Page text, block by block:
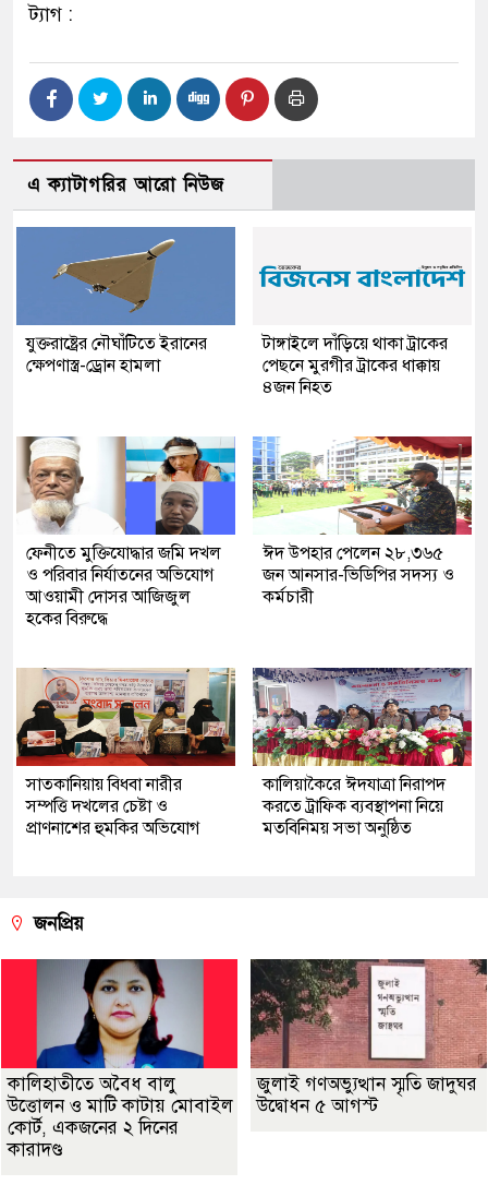
ট্যাগ :
এ ক্যাটাগরির আরো নিউজ
যুক্তরাষ্ট্রের নৌঘাঁটিতে ইরানের
ক্ষেপণাস্ত্র-ড্রোন হামলা
টাঙ্গাইলে দাঁড়িয়ে থাকা ট্রাকের
পেছনে মুরগীর ট্রাকের ধাক্কায়
৪জন নিহত
ফেনীতে মুক্তিযোদ্ধার জমি দখল
ও পরিবার নির্যাতনের অভিযোগ
আওয়ামী দোসর আজিজুল
হকের বিরুদ্ধে
ঈদ উপহার পেলেন ২৮,৩৬৫
জন আনসার-ভিডিপির সদস্য ও
কর্মচারী
সাতকানিয়ায় বিধবা নারীর
সম্পত্তি দখলের চেষ্টা ও
প্রাণনাশের হুমকির অভিযোগ
কালিয়াকৈরে ঈদযাত্রা নিরাপদ
করতে ট্রাফিক ব্যবস্থাপনা নিয়ে
মতবিনিময় সভা অনুষ্ঠিত
জনপ্রিয়
কালিহাতীতে অবৈধ বালু
উত্তোলন ও মাটি কাটায় মোবাইল
কোর্ট, একজনের ২ দিনের
কারাদণ্ড
জুলাই গণঅভ্যুত্থান স্মৃতি জাদুঘর
উদ্বোধন ৫ আগস্ট